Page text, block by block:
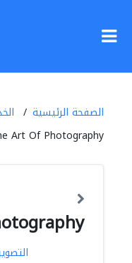
الصفحة الرئيسية
Art Of Photography